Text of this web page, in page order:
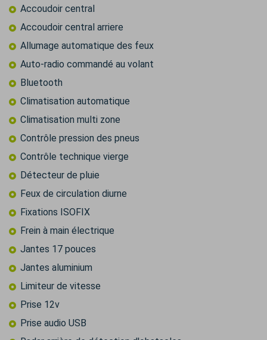
Accoudoir central
Accoudoir central arriere
Allumage automatique des feux
Auto-radio commandé au volant
Bluetooth
Climatisation automatique
Climatisation multi zone
Contrôle pression des pneus
Contrôle technique vierge
Détecteur de pluie
Feux de circulation diurne
Fixations ISOFIX
Frein à main électrique
Jantes 17 pouces
Jantes aluminium
Limiteur de vitesse
Prise 12v
Prise audio USB